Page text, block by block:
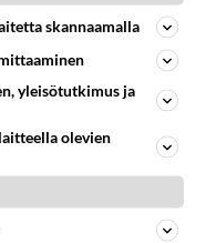
Vastattu 13v
lasku, missä olisi
skannaamalla
yleisötutkimus ja
olevien